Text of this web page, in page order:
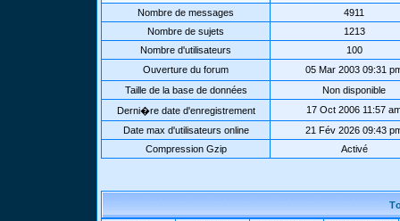
Nombre de messages
4911
Nombre de sujets
1213
Nombre d'utilisateurs
100
Ouverture du forum
05 Mar 2003 09:31
Taille de la base de données
Non disponible
Derni�re date d'enregistrement
17 Oct 2006 11:57
Date max d'utilisateurs online
21 Fév 2026 09:43
Compression Gzip
Activé